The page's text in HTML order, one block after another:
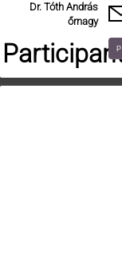
Dr. Tóth András
őrnagy